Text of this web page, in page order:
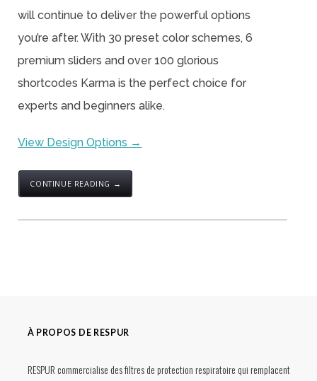
will continue to deliver the powerful options
you’re after. With 30 preset color schemes, 6
premium sliders and over 100 glorious
shortcodes Karma is the perfect choice for
experts and beginners alike.
View Design Options →
CONTINUE READING →
À PROPOS DE RESPUR
RESPUR commercialise des filtres de protection respiratoire qui remplacent